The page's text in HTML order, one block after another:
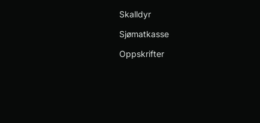
Skalldyr
Sjømatkasse
Oppskrifter